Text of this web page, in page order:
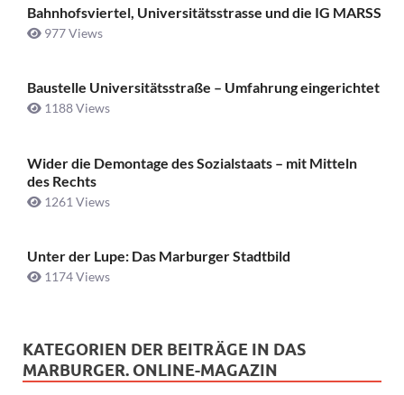
Bahnhofsviertel, Universitätsstrasse und die IG MARSS
977 Views
Baustelle Universitätsstraße ­– Umfahrung eingerichtet
1188 Views
Wider die Demontage des Sozialstaats – mit Mitteln
des Rechts
1261 Views
Unter der Lupe: Das Marburger Stadtbild
1174 Views
KATEGORIEN DER BEITRÄGE IN DAS
MARBURGER. ONLINE-MAGAZIN